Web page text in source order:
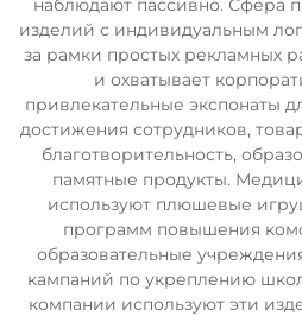
наблюдают пассивно. Сфера
изделий с индивидуальным
за рамки простых рекламных
и охватывает
привлекательные экспонаты
достижения сотрудников,
благотворительность,
памятные продукты.
используют плюшевые
программ повышения
образовательные
кампаний по укреплению
компании используют эти